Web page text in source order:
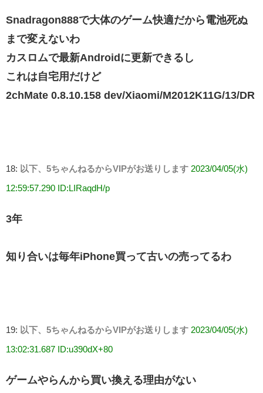
Snadragon888で大体のゲーム快適だから電池死ぬ
まで変えないわ
カスロムで最新Androidに更新できるし
これは自宅用だけど
2chMate 0.8.10.158 dev/Xiaomi/M2012K11G/13/DR
18: 以下、5ちゃんねるからVIPがお送りします 2023/04/05(水)
12:59:57.290 ID:LIRaqdH/p
3年
知り合いは毎年iPhone買って古いの売ってるわ
19: 以下、5ちゃんねるからVIPがお送りします 2023/04/05(水)
13:02:31.687 ID:u390dX+80
ゲームやらんから買い換える理由がない